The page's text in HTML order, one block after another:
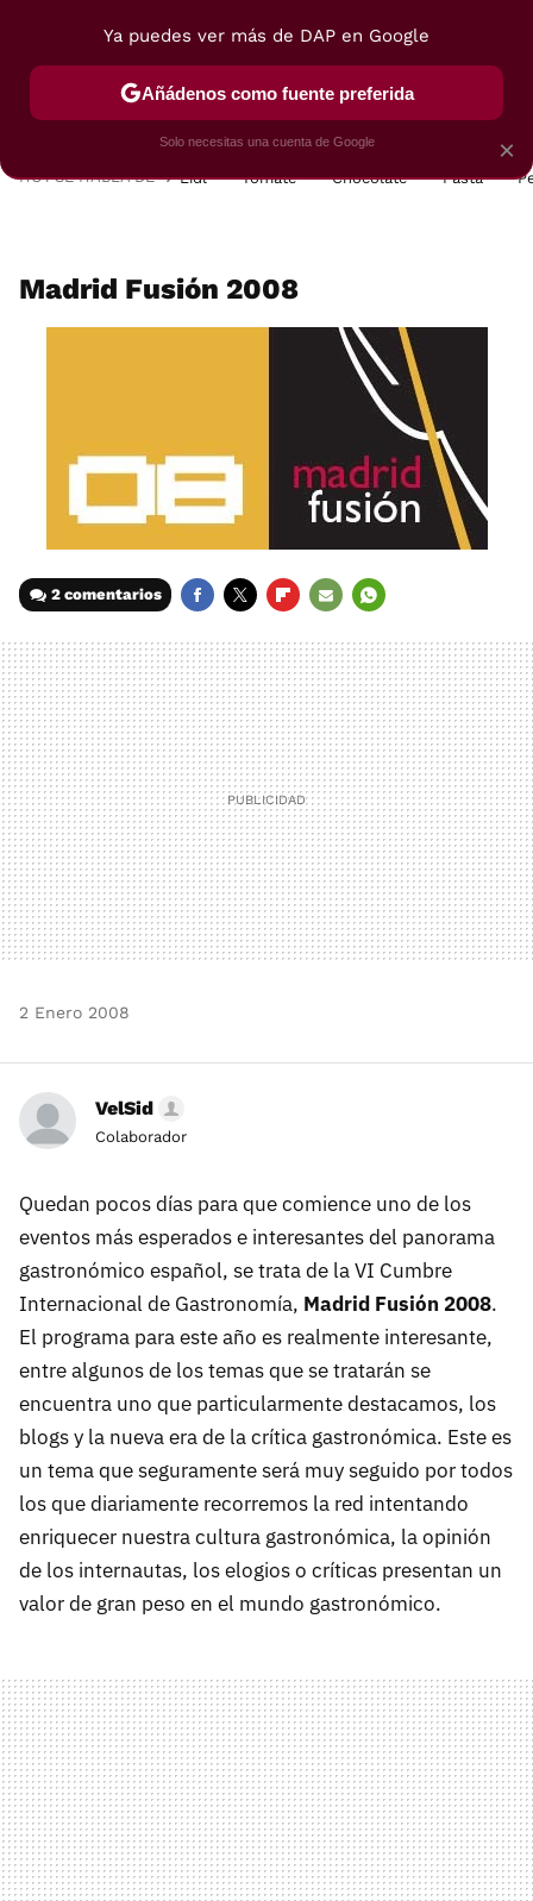
POSTRES VIAJES SELECCIÓN VEGUI
HOY SE HABLA DE Lidl Tomate Chocolate Pasta
Madrid Fusión 2008
2 comentarios
MAIL
2 Enero 2008
VelSid
Colaborador
Quedan pocos días para que comience uno de los
eventos más esperados e interesantes del panorama
gastronómico español, se trata de la VI Cumbre
Internacional de Gastronomía, Madrid Fusión 2008.
El programa para este año es realmente interesante,
entre algunos de los temas que se tratarán se
encuentra uno que particularmente destacamos, los
blogs y la nueva era de la crítica gastronómica. Este es
un tema que seguramente será muy seguido por todos
los que diariamente recorremos la red intentando
enriquecer nuestra cultura gastronómica, la opinión
de los internautas, los elogios o críticas presentan un
valor de gran peso en el mundo gastronómico.
×
Ya puedes ver más de DAP en Google
Añádenos como fuente preferida
Solo necesitas una cuenta de Google